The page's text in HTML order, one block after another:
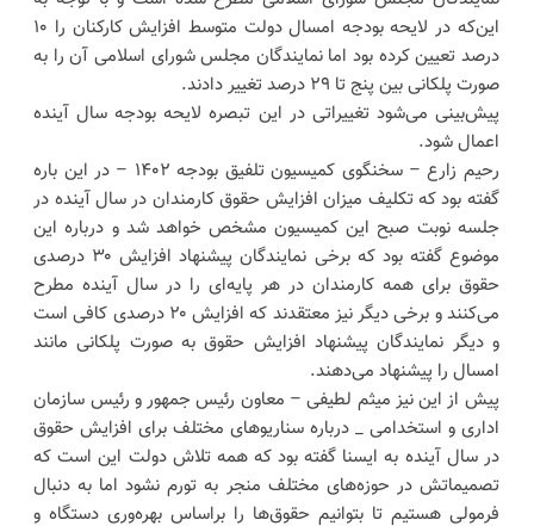
این‌که در لایحه بودجه امسال دولت متوسط افزایش کارکنان را ۱۰
درصد تعیین کرده بود اما نمایندگان مجلس شورای اسلامی آن را به
صورت پلکانی بین پنج تا ۲۹ درصد تغییر دادند.
پیش‌بینی می‌شود تغییراتی در این تبصره لایحه بودجه سال آینده
اعمال شود.
رحیم زارع – سخنگوی کمیسیون تلفیق بودجه ۱۴۰۲ – در این باره
گفته بود که تکلیف میزان افزایش حقوق کارمندان در سال آینده در
جلسه نوبت صبح این کمیسیون مشخص خواهد شد و درباره این
موضوع گفته بود که برخی نمایندگان پیشنهاد افزایش ۳۰ درصدی
حقوق برای همه کارمندان در هر پایه‌ای را در سال آینده مطرح
می‌کنند و برخی دیگر نیز معتقدند که افزایش ۲۰ درصدی کافی است
و دیگر نمایندگان پیشنهاد افزایش حقوق به صورت پلکانی مانند
امسال را پیشنهاد می‌دهند.
پیش از این نیز میثم لطیفی – معاون رئیس جمهور و رئیس سازمان
اداری و استخدامی _ درباره سناریوهای مختلف برای افزایش حقوق
در سال آینده به ایسنا گفته بود که همه تلاش دولت این است که
تصمیماتش در حوزه‌های مختلف منجر به تورم نشود اما به دنبال
فرمولی هستیم تا بتوانیم حقوق‌ها را براساس بهره‌وری دستگاه و